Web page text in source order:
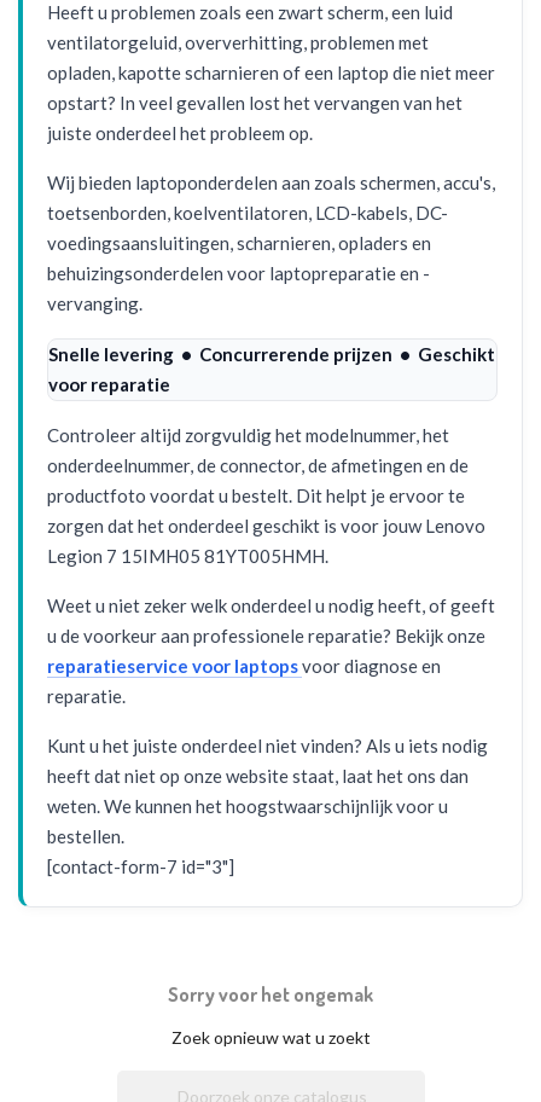
Heeft u problemen zoals een zwart scherm, een luid
ventilatorgeluid, oververhitting, problemen met
opladen, kapotte scharnieren of een laptop die niet meer
opstart? In veel gevallen lost het vervangen van het
juiste onderdeel het probleem op.
Wij bieden laptoponderdelen aan zoals schermen, accu's,
toetsenborden, koelventilatoren, LCD-kabels, DC-
voedingsaansluitingen, scharnieren, opladers en
behuizingsonderdelen voor laptopreparatie en -
vervanging.
Snelle levering • Concurrerende prijzen • Geschikt
voor reparatie
Controleer altijd zorgvuldig het modelnummer, het
onderdeelnummer, de connector, de afmetingen en de
productfoto voordat u bestelt. Dit helpt je ervoor te
zorgen dat het onderdeel geschikt is voor jouw Lenovo
Legion 7 15IMH05 81YT005HMH.
Weet u niet zeker welk onderdeel u nodig heeft, of geeft
u de voorkeur aan professionele reparatie? Bekijk onze
reparatieservice voor laptopsvoor diagnose en
reparatie.
Kunt u het juiste onderdeel niet vinden? Als u iets nodig
heeft dat niet op onze website staat, laat het ons dan
weten. We kunnen het hoogstwaarschijnlijk voor u
bestellen.
[contact-form-7 id="3"]
Sorry voor het ongemak
Zoek opnieuw wat u zoekt